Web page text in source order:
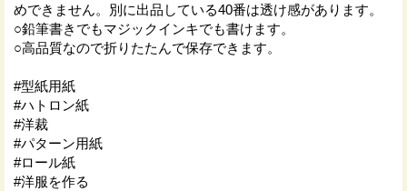
めできません。別に出品している40番は透け感があります。
○鉛筆書きでもマジックインキでも書けます。
○高品質なので折りたたんで保存できます。
#型紙用紙
#ハトロン紙
#洋裁
#パターン用紙
#ロール紙
#洋服を作る